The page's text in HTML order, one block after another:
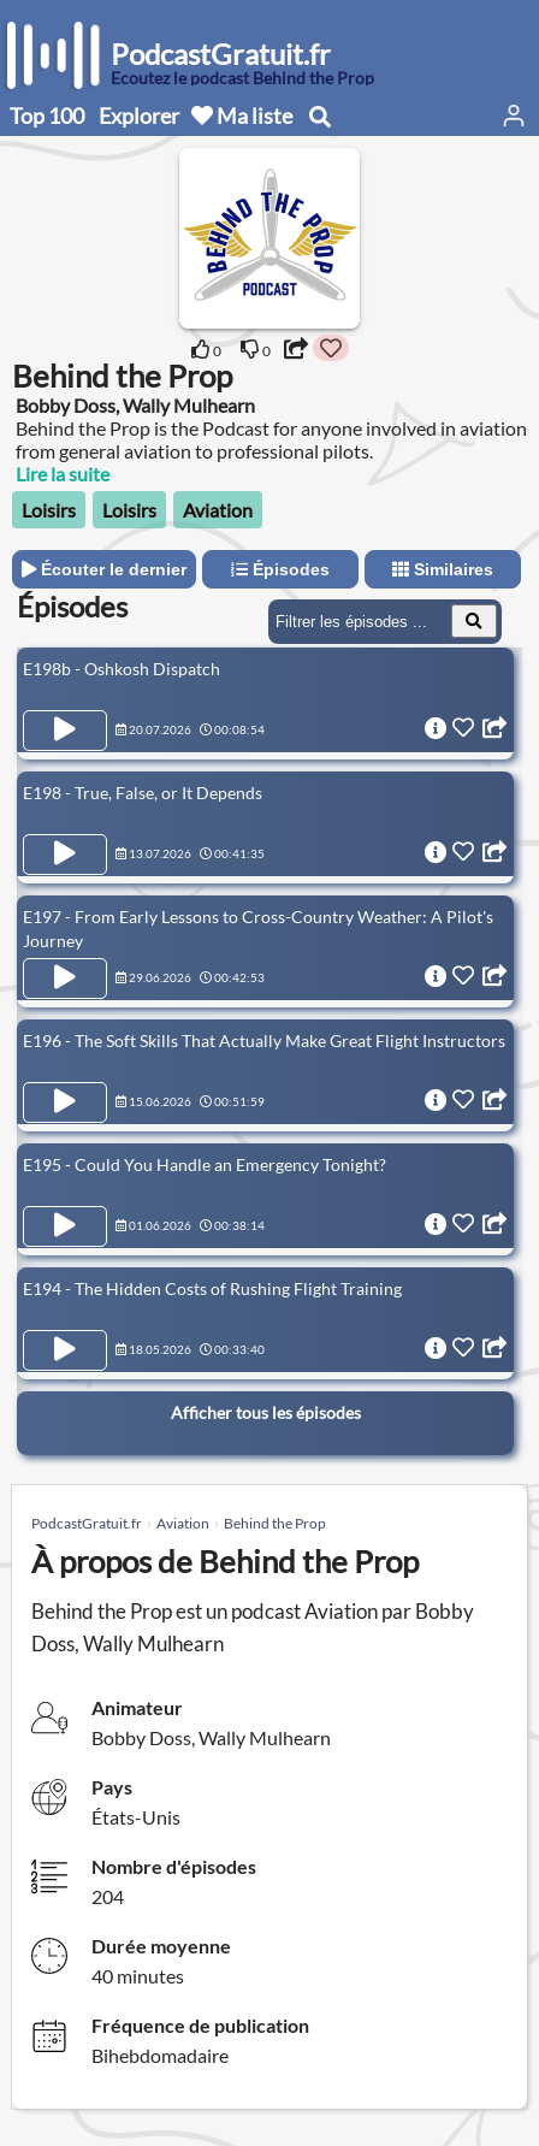
PodcastGratuit.fr
Écoutez le podcast Behind the Prop
Top 100 Explorer Ma liste
0 0
Behind the Prop
Bobby Doss, Wally Mulhearn
Behind the Prop is the Podcast for anyone involved in aviation
from general aviation to professional pilots.
Lire la suite
Loisirs
Loisirs Aviation
Écouter le dernier Épisodes Similaires
Épisodes
E198b - Oshkosh Dispatch
20.07.2026 00:08:54
E198 - True, False, or It Depends
13.07.2026 00:41:35
E197 - From Early Lessons to Cross-Country Weather: A Pilot's
Journey
29.06.2026 00:42:53
E196 - The Soft Skills That Actually Make Great Flight Instructors
15.06.2026 00:51:59
E195 - Could You Handle an Emergency Tonight?
01.06.2026 00:38:14
E194 - The Hidden Costs of Rushing Flight Training
18.05.2026 00:33:40
Afficher tous les épisodes
PodcastGratuit.fr Aviation Behind the Prop
À propos de Behind the Prop
Behind the Prop est un podcast Aviation par Bobby
Doss, Wally Mulhearn
Animateur
Bobby Doss, Wally Mulhearn
Pays
États-Unis
Nombre d'épisodes
204
Durée moyenne
40 minutes
Fréquence de publication
Bihebdomadaire